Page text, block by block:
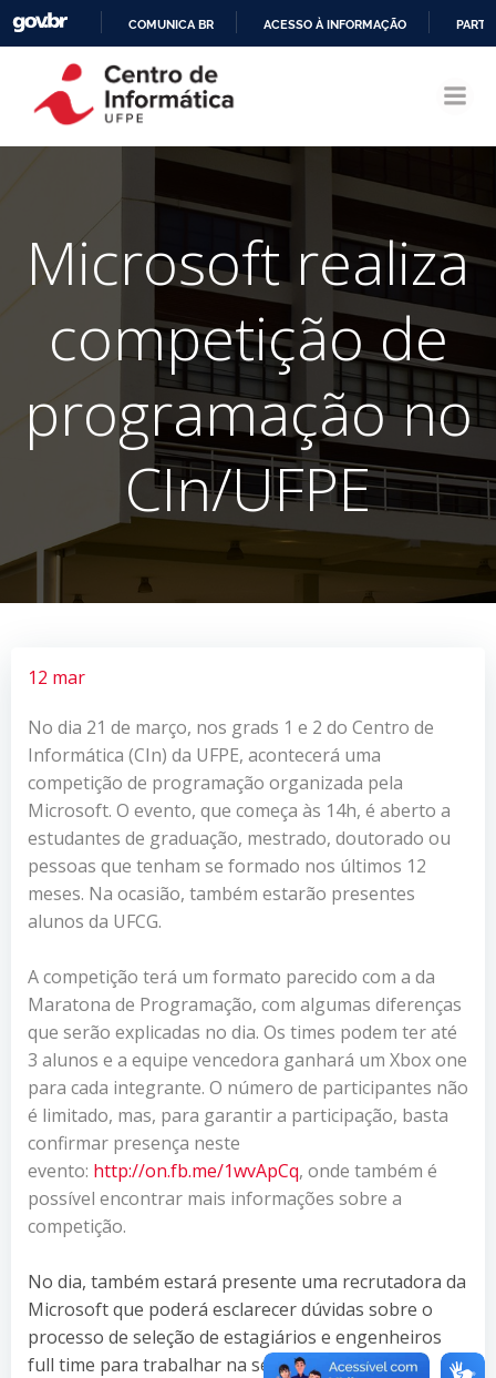
CONTEÚDO
COMUNICA BR ACESSO À INFORMAÇÃO
Microsoft realiza
competição de
programação no
CIn/UFPE
12 mar
No dia 21 de março, nos grads 1 e 2 do Centro de
Informática (CIn) da UFPE, acontecerá uma
competição de programação organizada pela
Microsoft. O evento, que começa às 14h, é aberto a
estudantes de graduação, mestrado, doutorado ou
pessoas que tenham se formado nos últimos 12
meses. Na ocasião, também estarão presentes
alunos da UFCG.
A competição terá um formato parecido com a da
Maratona de Programação, com algumas diferenças
que serão explicadas no dia. Os times podem ter até
3 alunos e a equipe vencedora ganhará um Xbox one
para cada integrante. O número de participantes não
é limitado, mas, para garantir a participação, basta
confirmar presença neste
evento: http://on.fb.me/1wvApCq, onde também é
possível encontrar mais informações sobre a
competição.
No dia, também estará presente uma recrutadora da
Microsoft que poderá esclarecer dúvidas sobre o
processo de seleção de estagiários e engenheiros
full time para trabalhar na sede da empresa, em